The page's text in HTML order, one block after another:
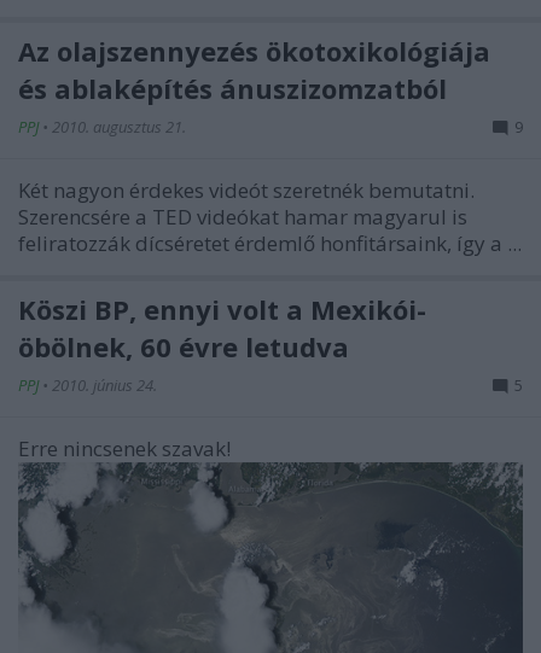
Az olajszennyezés ökotoxikológiája
és ablaképítés ánuszizomzatból
PPJ • 2010. augusztus 21. 9
Két nagyon érdekes videót szeretnék bemutatni.
Szerencsére a TED videókat hamar magyarul is
feliratozzák dícséretet érdemlő honfitársaink, így a ...
Köszi BP, ennyi volt a Mexikói-
öbölnek, 60 évre letudva
PPJ • 2010. június 24. 5
Erre nincsenek szavak!